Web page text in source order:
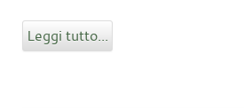
Leggi tutto...